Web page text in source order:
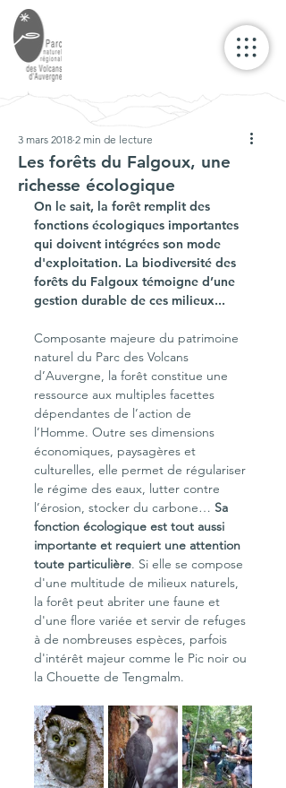
Les forêts du Falgoux, une
richesse écologique
3 mars 2018 2 min de lecture
On le sait, la forêt remplit des
fonctions écologiques importantes
qui doivent intégrées son mode
d'exploitation. La biodiversité des
forêts du Falgoux témoigne d’une
gestion durable de ces milieux...
Composante majeure du patrimoine
naturel du Parc des Volcans
d’Auvergne, la forêt constitue une
ressource aux multiples facettes
dépendantes de l’action de
l’Homme. Outre ses dimensions
économiques, paysagères et
culturelles, elle permet de régulariser
le régime des eaux, lutter contre
l’érosion, stocker du carbone… Sa
fonction écologique est tout aussi
importante et requiert une attention
toute particulière. Si elle se compose
d'une multitude de milieux naturels,
la forêt peut abriter une faune et
d'une flore variée et servir de refuges
à de nombreuses espèces, parfois
d'intérêt majeur comme le Pic noir ou
la Chouette de Tengmalm.